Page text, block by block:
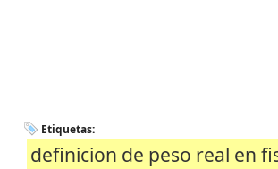
Etiquetas:
definicion de peso real en